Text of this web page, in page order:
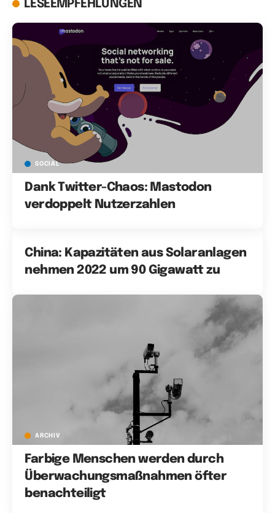
LESEEMPFEHLUNGEN
SOCIAL
Dank Twitter-Chaos: Mastodon
verdoppelt Nutzerzahlen
China: Kapazitäten aus Solaranlagen
nehmen 2022 um 90 Gigawatt zu
ARCHIV
Farbige Menschen werden durch
Überwachungsmaßnahmen öfter
benachteiligt